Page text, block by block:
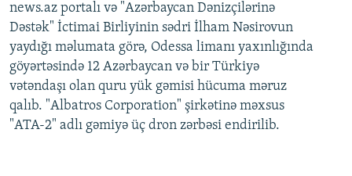
news.az portalı və "Azərbaycan Dənizçilərinə
Dəstək" İctimai Birliyinin sədri İlham Nəsirovun
yaydığı məlumata görə, Odessa limanı yaxınlığında
göyərtəsində 12 Azərbaycan və bir Türkiyə
vətəndaşı olan quru yük gəmisi hücuma məruz
qalıb. "Albatros Corporation" şirkətinə məxsus
"ATA-2" adlı gəmiyə üç dron zərbəsi endirilib.